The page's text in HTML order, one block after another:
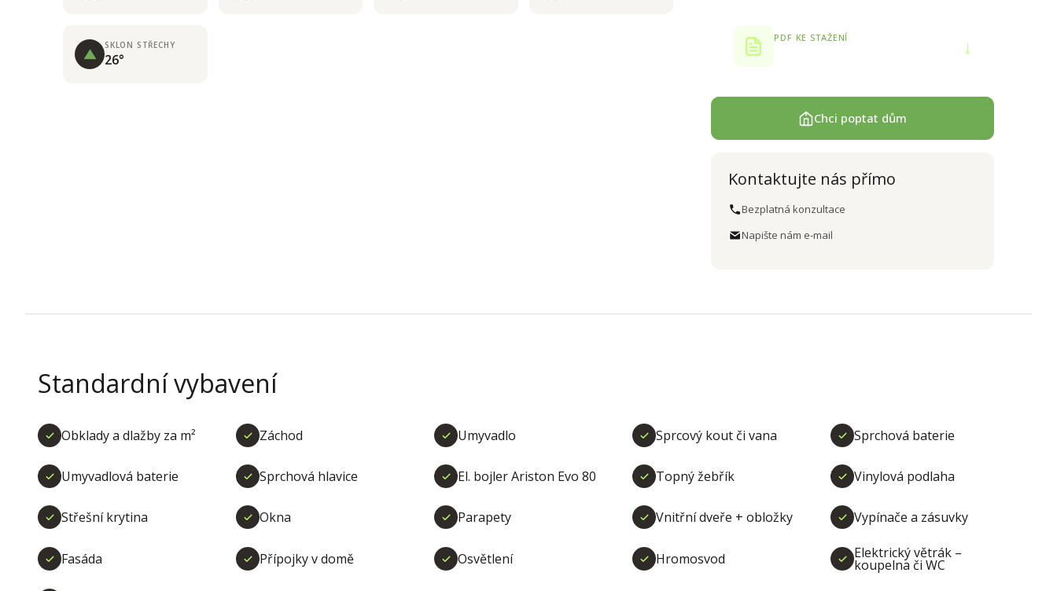
SKLON STŘECHY
26°
PDF KE STAŽENÍ ↓
Chci poptat dům
Kontaktujte nás přímo
Bezplatná konzultace
Napište nám e-mail
Standardní vybavení
Obklady a dlažby za m² Záchod Umyvadlo Sprcový kout či vana Sprchová baterie
Umyvadlová baterie Sprchová hlavice El. bojler Ariston Evo 80 Topný žebřík Vinylová podlaha
Střešní krytina Okna Parapety Vnitřní dveře + obložky Vypínače a zásuvky
Fasáda Přípojky v domě Osvětlení Hromosvod Elektrický větrák –
koupelna či WC